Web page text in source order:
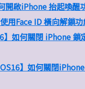
開啟iPhone 抬起喚醒
用Face ID 橫向解鎖功
】如何關閉 iPhone 鎖
iOS16】如何關閉